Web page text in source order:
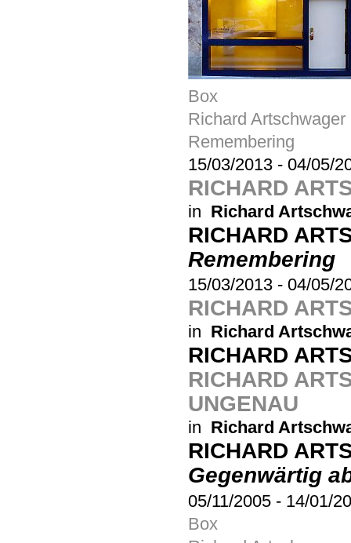
Box
Richard Artschwager
Remembering
15/03/2013 - 04/05/
RICHARD
in Richard
RICHARD
Remembering
15/03/2013 - 04/05/
RICHARD
in Richard
RICHARD
RICHARD
UNGENAU
in Richard
RICHARD
Gegenwärtig
05/11/2005 - 14/01/
Box